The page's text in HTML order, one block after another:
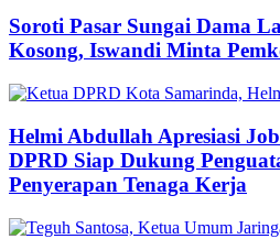
Soroti Pasar Sungai Dama
Kosong, Iswandi Minta
Helmi Abdullah Apresiasi
DPRD Siap Dukung
Penyerapan Tenaga Kerja